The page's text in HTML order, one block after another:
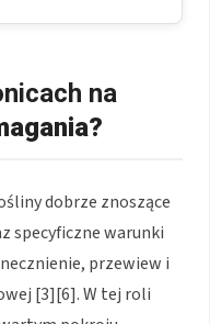
na
dobrze znoszące
specyficzne warunki
przewiew i
[3][6]. W tej roli